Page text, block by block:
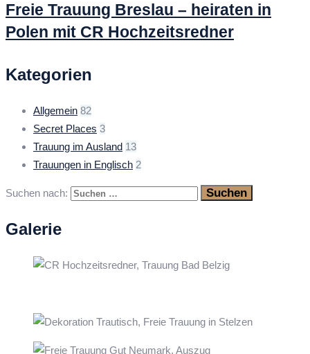
Freie Trauung Breslau – heiraten in
Polen mit CR Hochzeitsredner
Kategorien
Allgemein 82
Secret Places 3
Trauung im Ausland 13
Trauungen in Englisch 2
Suchen nach:
Galerie